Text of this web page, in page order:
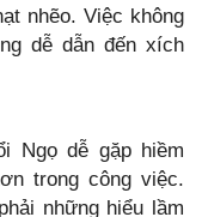
nhẽo. Việc không
dễ dẫn đến xích
Ngọ dễ gặp hiềm
trong công việc.
những hiểu lầm